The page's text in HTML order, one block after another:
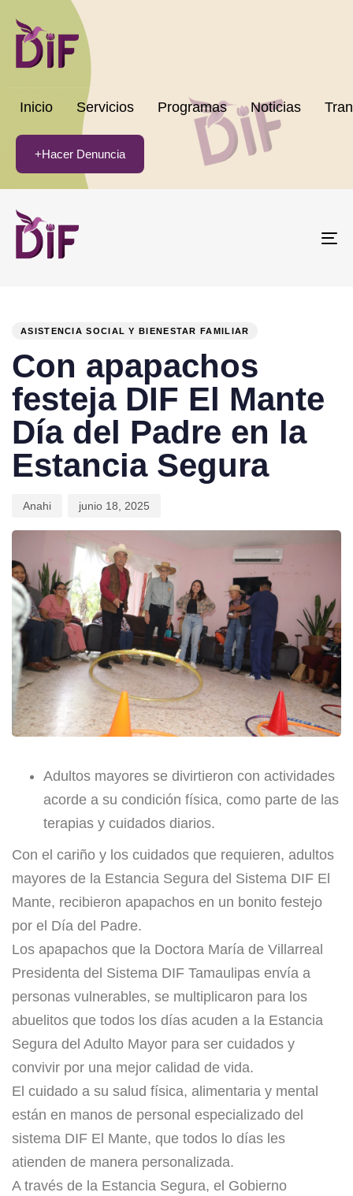
Inicio Servicios Programas Noticias
+Hacer Denuncia
ASISTENCIA SOCIAL Y BIENESTAR FAMILIAR
Con apapachos
festeja DIF El Mante
Día del Padre en la
Estancia Segura
Anahi junio 18, 2025
Adultos mayores se divirtieron con actividades
acorde a su condición física, como parte de las
terapias y cuidados diarios.
Con el cariño y los cuidados que requieren, adultos
mayores de la Estancia Segura del Sistema DIF El
Mante, recibieron apapachos en un bonito festejo
por el Día del Padre.
Los apapachos que la Doctora María de Villarreal
Presidenta del Sistema DIF Tamaulipas envía a
personas vulnerables, se multiplicaron para los
abuelitos que todos los días acuden a la Estancia
Segura del Adulto Mayor para ser cuidados y
convivir por una mejor calidad de vida.
El cuidado a su salud física, alimentaria y mental
están en manos de personal especializado del
sistema DIF El Mante, que todos lo días les
atienden de manera personalizada.
A través de la Estancia Segura, el Gobierno